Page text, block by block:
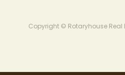
Copyright © Rotaryhouse Real